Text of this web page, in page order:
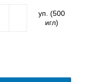
уп. (500
игл)